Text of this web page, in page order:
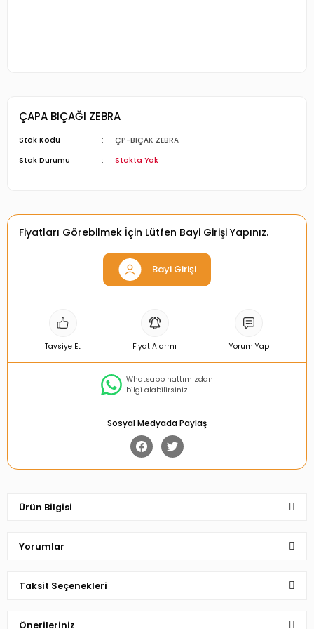
ÇAPA BIÇAĞI ZEBRA
Stok Kodu
ÇP-BIÇAK ZEBRA
Stok Durumu
Stokta Yok
Fiyatları Görebilmek İçin Lütfen Bayi Girişi Yapınız.
Bayi Girişi
Tavsiye Et Fiyat Alarmı Yorum Yap
Whatsapp hattımızdan
bilgi alabilirsiniz
Sosyal Medyada Paylaş
Ürün Bilgisi
Yorumlar
Taksit Seçenekleri
Önerileriniz